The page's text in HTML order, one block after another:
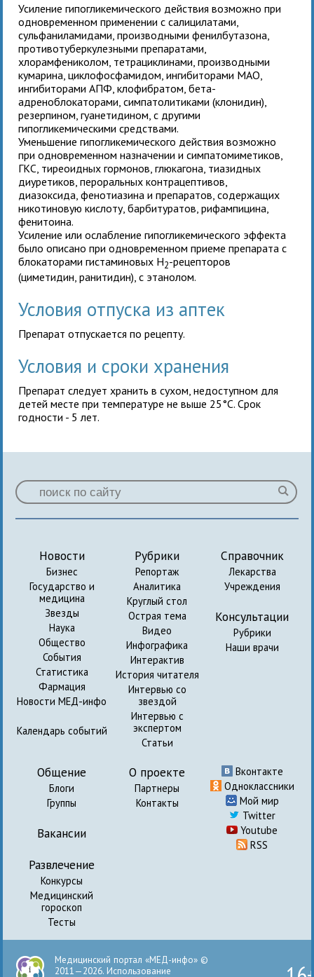
Усиление гипогликемического действия возможно при
одновременном применениис салицилатами,
сульфаниламидами, производными фенилбутазона,
противотуберкулезными препаратами,
хлорамфениколом, тетрациклинами, производными
кумарина, циклофосфамидом, ингибиторами МАО,
ингибиторами АПФ, клофибратом, бета-
адреноблокаторами, симпатолитиками (клонидин),
резерпином, гуанетидином, с другими
гипогликемическими средствами.
Уменьшение гипогликемического действия возможно
при одновременном назначениии симпатомиметиков,
ГКС, тиреоидных гормонов, глюкагона, тиазидных
диуретиков, пероральных контрацептивов,
диазоксида, фенотиазина и препаратов, содержащих
никотиновую кислоту, барбитуратов, рифампицина,
фенитоина.
Усиление или ослабление гипогликемического эффекта
было описано при одновременном приеме препарата с
блокаторами гистаминовых Н2-рецепторов
(циметидин, ранитидин), с этанолом.
Условия отпуска из аптек
Препарат отпускается по рецепту.
Условия и сроки хранения
Препарат следует хранить в сухом, недоступном для
детей месте при температуре не выше 25°C. Срок
годности - 5 лет.
Новости
Бизнес
Государство и
медицина
Звезды
Наука
Общество
События
Статистика
Фармация
Новости МЕД-инфо
Календарь событий
Рубрики
Репортаж
Аналитика
Круглый стол
Острая тема
Видео
Инфографика
Интерактив
История читателя
Интервью со
звездой
Интервью с
экспертом
Статьи
Справочник
Лекарства
Учреждения
Консультации
Рубрики
Наши врачи
Общение
Блоги
Группы
Вакансии
Развлечение
Конкурсы
Медицинский
гороскоп
Тесты
О проекте
Партнеры
Контакты
Вконтакте
Одноклассники
Мой мир
Twitter
Youtube
RSS
Медицинский портал «МЕД-инфо» ©
2011—2026. Использование